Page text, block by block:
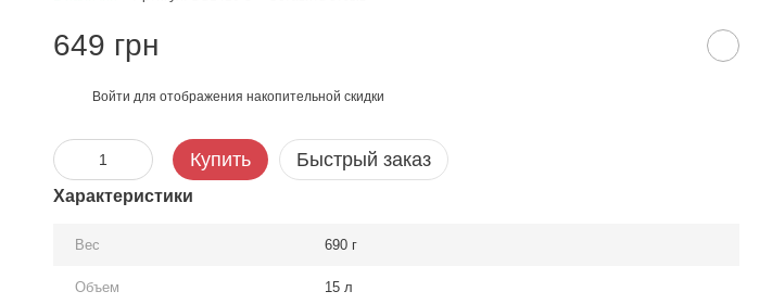
649 грн
Войти для отображения накопительной скидки
Купить Быстрый заказ
Характеристики
Вес 690 г
Объем 15 л